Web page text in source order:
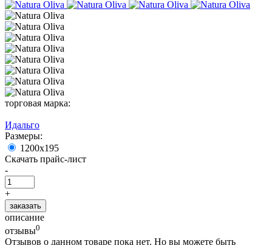
торговая марка:
Идальго
Размеры:
1200x195
Скачать прайс-лист
-
+
заказать
описание
отзывы0
Отзывов о данном товаре пока нет. Но вы можете быть